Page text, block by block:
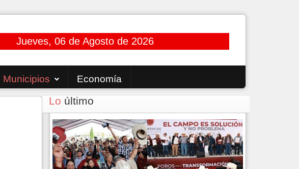
Jueves, 06 de Agosto de 2026
Municipios Economía
Lo último